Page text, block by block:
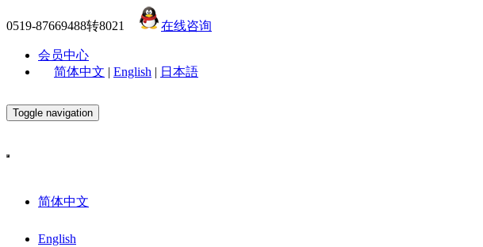
0519-87669488转8021 在线咨询
会员中心
简体中文 | English | 日本語
Toggle navigation
简体中文
English